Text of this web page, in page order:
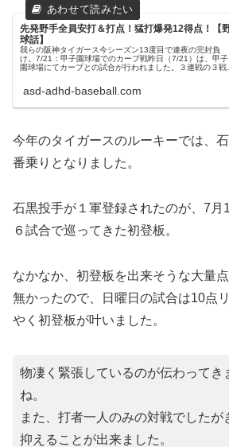
先発野手全員安打＆打点！猛打爆発12得点！【
球話】
我らの阪神タイガース今シーズン13度目で連夜の完封負
け。7/21：甲子園球場でのカープ戦昨日（7/21）は、甲子
園球場にてカープとの試合が行われました。３連戦の３戦
ース 16 西勇...
asd-adhd-baseball.com
今年のタイガースのルーキーでは、
番乗りとなりました。
石黒投手が１軍登録されたのが、7月
６試合で巡ってきた初登板。
なかなか、初登板を出来そうな大量
無かったので、日曜日の試合は10点
やく初登板が叶いました。
物凄く緊張しているのが伝わってき
ね。
また、打者一人のみの対戦でしたが
抑えることが出来ました。